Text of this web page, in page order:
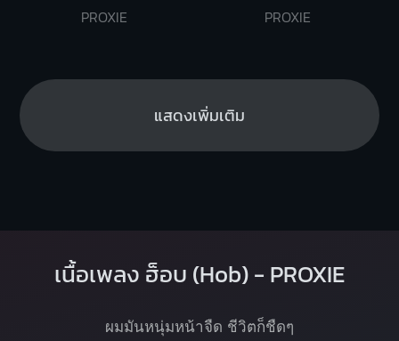
PROXIE
PROXIE
แสดงเพิ่มเติม
เนื้อเพลง ฮ็อบ (Hob) - PROXIE
ผมมันหนุ่มหน้าจืด ชีวิตก็ชืดๆ